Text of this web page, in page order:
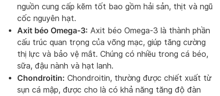
nguồn cung cấp kẽm tốt bao gồm hải sản, thịt và ngũ
cốc nguyên hạt.
Axit béo Omega-3: Axit béo Omega-3 là thành phần
cấu trúc quan trọng của võng mạc, giúp tăng cường
thị lực và bảo vệ mắt. Chúng có nhiều trong cá béo,
sữa, đậu nành và hạt lanh.
Chondroitin: Chondroitin, thường được chiết xuất từ
sụn cá mập, được cho là có khả năng tăng độ đàn